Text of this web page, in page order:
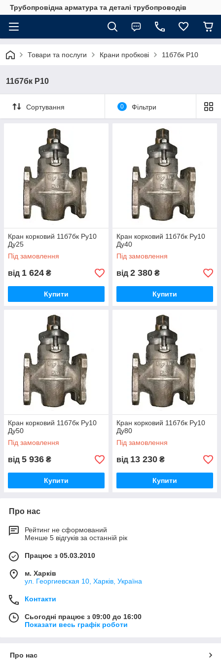
Трубопровідна арматура та деталі трубопроводів
Товари та послуги Крани пробкові 11б7бк Р10
11б7бк Р10
Сортування 0 Фільтри
Кран корковий 11б7бк Ру10
Ду25
Під замовлення
від 1 624 ₴
Купити
Кран корковий 11б7бк Ру10
Ду40
Під замовлення
від 2 380 ₴
Купити
Кран корковий 11б7бк Ру10
Ду50
Під замовлення
від 5 936 ₴
Купити
Кран корковий 11б7бк Ру10
Ду80
Під замовлення
від 13 230 ₴
Купити
Про нас
Рейтинг не сформований
Менше 5 відгуків за останній рік
Працює з 05.03.2010
м. Харків
ул. Георгиевская 10, Харків, Україна
Контакти
Сьогодні працює з 09:00 до 16:00
Показати весь графік роботи
Про нас